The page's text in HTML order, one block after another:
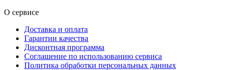
О сервисе
Доставка и оплата
Гарантии качества
Дисконтная программа
Соглашение по использованию сервиса
Политика обработки персональных данных